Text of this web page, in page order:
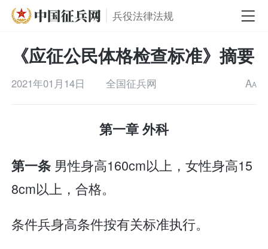
兵役法律法规
《应征公民体格检查标准》摘要
2021年01月14日 全国征兵网 AA
第一章 外科
第一条 男性身高160cm以上，女性身高15
8cm以上，合格。
条件兵身高条件按有关标准执行。